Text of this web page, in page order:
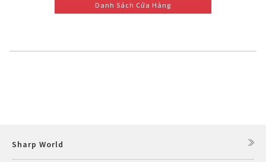
Danh Sách Cửa Hàng
Sharp World